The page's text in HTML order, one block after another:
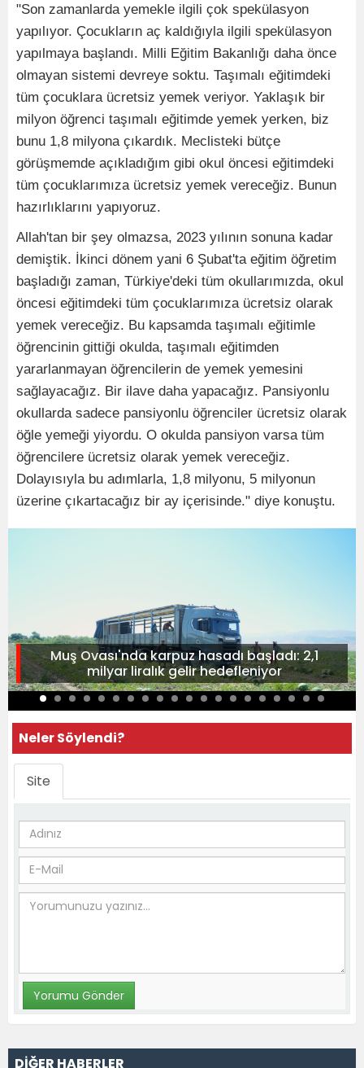
"Son zamanlarda yemekle ilgili çok spekülasyon
yapılıyor. Çocukların aç kaldığıyla ilgili spekülasyon
yapılmaya başlandı. Milli Eğitim Bakanlığı daha önce
olmayan sistemi devreye soktu. Taşımalı eğitimdeki
tüm çocuklara ücretsiz yemek veriyor. Yaklaşık bir
milyon öğrenci taşımalı eğitimde yemek yerken, biz
bunu 1,8 milyona çıkardık. Meclisteki bütçe
görüşmemde açıkladığım gibi okul öncesi eğitimdeki
tüm çocuklarımıza ücretsiz yemek vereceğiz. Bunun
hazırlıklarını yapıyoruz.
Allah'tan bir şey olmazsa, 2023 yılının sonuna kadar
demiştik. İkinci dönem yani 6 Şubat'ta eğitim öğretim
başladığı zaman, Türkiye'deki tüm okullarımızda, okul
öncesi eğitimdeki tüm çocuklarımıza ücretsiz olarak
yemek vereceğiz. Bu kapsamda taşımalı eğitimle
öğrencinin gittiği okulda, taşımalı eğitimden
yararlanmayan öğrencilerin de yemek yemesini
sağlayacağız. Bir ilave daha yapacağız. Pansiyonlu
okullarda sadece pansiyonlu öğrenciler ücretsiz olarak
öğle yemeği yiyordu. O okulda pansiyon varsa tüm
öğrencilere ücretsiz olarak yemek vereceğiz.
Dolayısıyla bu adımlarla, 1,8 milyonu, 5 milyonun
üzerine çıkartacağız bir ay içerisinde." diye konuştu.
Muş Ovası'nda karpuz hasadı başladı: 2,1
milyar liralık gelir hedefleniyor
Neler Söylendi?
Site
DİĞER HABERLER